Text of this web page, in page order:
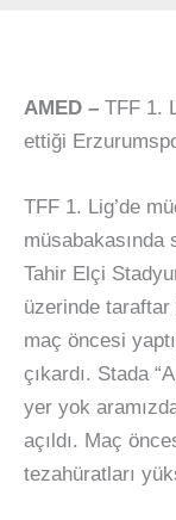
AMED – TFF 1.
ettiği
TFF 1. Lig’de
müsabakasında
Tahir Elçi
üzerinde taraftar
maç öncesi
çıkardı. Stada
yer yok
açıldı. Maç
tezahüratları